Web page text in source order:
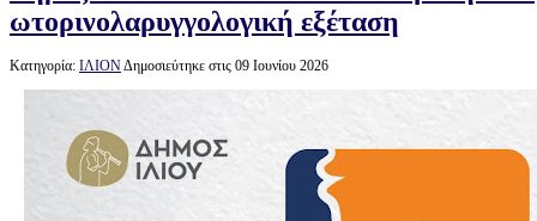
ωτορινολαρυγγολογική εξέταση
Κατηγορία: ΙΛΙΟΝΔημοσιεύτηκε στις 09 Ιουνίου 2026